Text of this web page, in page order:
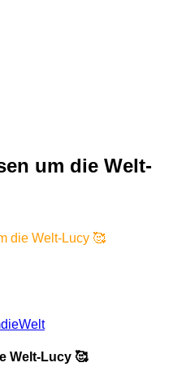
um die Welt-
die Welt-Lucy 🥰
Welt-Lucy 🥰